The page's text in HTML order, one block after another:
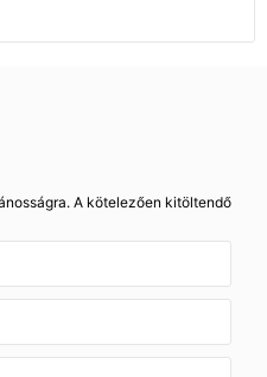
A kötelezően kitöltendő